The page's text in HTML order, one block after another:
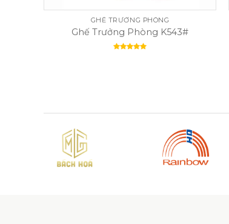
GHẾ TRƯỞNG PHÒNG
Ghế Trưởng Phòng K543#